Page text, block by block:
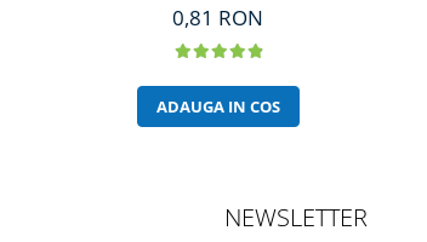
0,81 RON
ADAUGA IN COS
NEWSLETTER